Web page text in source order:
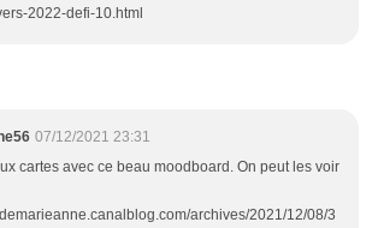
2022-defi-10.html
07/12/2021 23:31
cartes avec ce beau moodboard. On peut les voir
archives/2021/12/08/3